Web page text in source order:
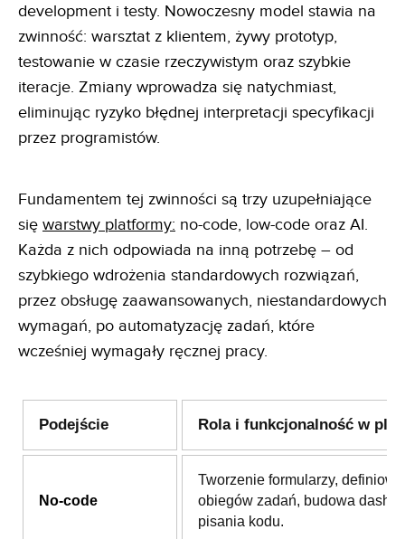
development i testy. Nowoczesny model stawia na
zwinność: warsztat z klientem, żywy prototyp,
testowanie w czasie rzeczywistym oraz szybkie
iteracje. Zmiany wprowadza się natychmiast,
eliminując ryzyko błędnej interpretacji specyfikacji
przez programistów.
Fundamentem tej zwinności są trzy uzupełniające
się warstwy platformy: no-code, low-code oraz AI.
Każda z nich odpowiada na inną potrzebę – od
szybkiego wdrożenia standardowych rozwiązań,
przez obsługę zaawansowanych, niestandardowych
wymagań, po automatyzację zadań, które
wcześniej wymagały ręcznej pracy.
Podejście Rola i funkcjonalność w
No-code
Tworzenie formularzy,
obiegów zadań, budowa
pisania kodu.